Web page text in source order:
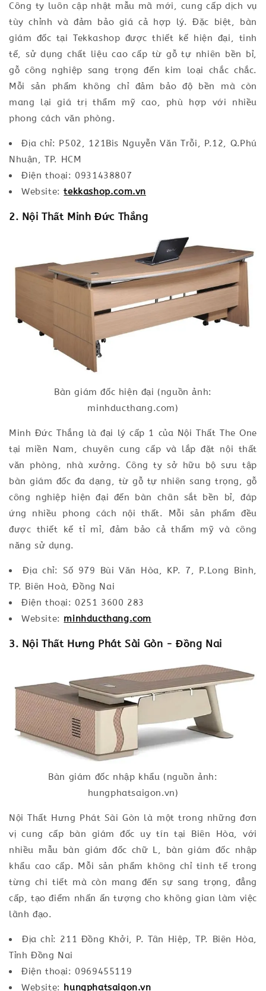
Công ty luôn cập nhật mẫu mã mới, cung cấp dịch vụ
tùy chỉnh và đảm bảo giá cả hợp lý. Đặc biệt, bàn
giám đốc tại Tekkashop được thiết kế hiện đại, tinh
tế, sử dụng chất liệu cao cấp từ gỗ tự nhiên bền bỉ,
gỗ công nghiệp sang trọng đến kim loại chắc chắc.
Mỗi sản phẩm không chỉ đảm bảo độ bền mà còn
mang lại giá trị thẩm mỹ cao, phù hợp với nhiều
phong cách văn phòng.
Địa chỉ: P502, 121Bis Nguyễn Văn Trỗi, P.12, Q.Phú
Nhuận, TP. HCM
Điện thoại: 0931438807
Website:tekkashop.com.vn
2. Nội Thất Minh Đức Thắng
Bàn giám đốc hiện đại (nguồn ảnh:
minhducthang.com)
Minh Đức Thắng là đại lý cấp 1 của Nội Thất The One
tại miền Nam, chuyên cung cấp và lắp đặt nội thất
văn phòng, nhà xưởng. Công ty sở hữu bộ sưu tập
bàn giám đốc đa dạng, từ gỗ tự nhiên sang trọng, gỗ
công nghiệp hiện đại đến bàn chân sắt bền bỉ, đáp
ứng nhiều phong cách nội thất. Mỗi sản phẩm đều
được thiết kế tỉ mỉ, đảm bảo cả thẩm mỹ và công
năng sử dụng.
Địa chỉ: Số 979 Bùi Văn Hòa, KP. 7, P.Long Bình,
TP. Biên Hoà, Đồng Nai
Điện thoại: 0251 3600 283
Website: minhducthang.com
3. Nội Thất Hưng Phát Sài Gòn - Đồng Nai
Bàn giám đốc nhập khẩu (nguồn ảnh:
hungphatsaigon.vn)
Nội Thất Hưng Phát Sài Gòn là một trong những đơn
vị cung cấp bàn giám đốc uy tín tại Biên Hòa, với
nhiều mẫu bàn giám đốc chữ L, bàn giám đốc nhập
khẩu cao cấp. Mỗi sản phẩm không chỉ tinh tế trong
từng chi tiết mà còn mang đến sự sang trọng, đẳng
cấp, tạo điểm nhấn ấn tượng cho không gian làm việc
lãnh đạo.
Địa chỉ: 211 Đồng Khởi, P. Tân Hiệp, TP. Biên Hòa,
Tỉnh Đồng Nai
Điện thoại: 0969455119
Website: hungphatsaigon.vn